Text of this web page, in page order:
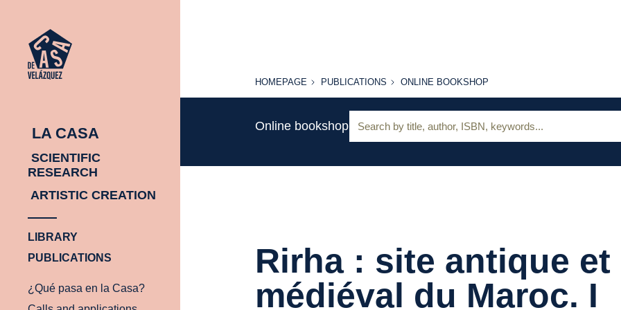
LA CASA
SCIENTIFIC
RESEARCH
ARTISTIC CREATION
LIBRARY
PUBLICATIONS
¿Qué pasa en la Casa?
HOMEPAGE
HOMEPAGE PUBLICATIONS
PUBLICATIONS
ONLINE
ONLINE BOOKSHOP
Online bookshop
Rirha : site antique et
médiéval du Maroc. I